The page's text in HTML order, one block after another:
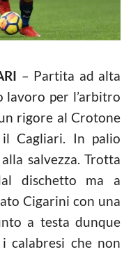
– Partita ad alta
lavoro per l’arbitro
rigore al Crotone
Cagliari. In palio
salvezza. Trotta
dischetto ma a
Cigarini con una
a testa dunque
calabresi che non